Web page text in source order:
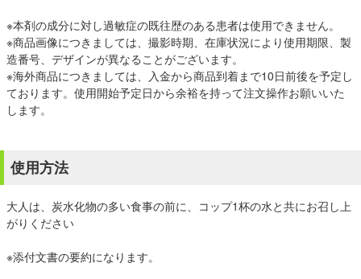
※本剤の成分に対し過敏症の既往歴のある患者は使用できません。
※商品画像につきましては、撮影時期、在庫状況により使用期限、製
造番号、デザインが異なることがございます。
※海外商品につきましては、入金から商品到着まで10日前後を予定し
ております。使用開始予定日から余裕を持って注文操作お願いいた
します。
使用方法
大人は、炭水化物の多い食事の前に、コップ1杯の水と共にお召し上
がりください
※添付文書の要約になります。